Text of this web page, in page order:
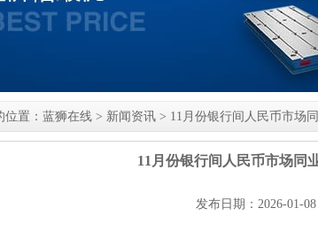
位置： 蓝狮在线 > 新闻资讯 > 11月份银行间人民币市场
11月份银行间人民币市场同
发布日期：2026-01-